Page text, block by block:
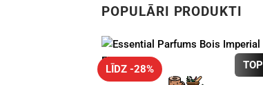
POPULĀRI PRODUKTI
TOP
LĪDZ -28%